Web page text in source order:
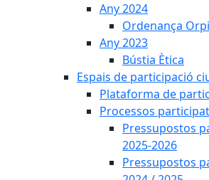
Any 2024
Ordenança
Any 2023
Bústia Ètica
Espais de participació
Plataforma de
Processos
Pressupostos
2025-2026
Pressupostos